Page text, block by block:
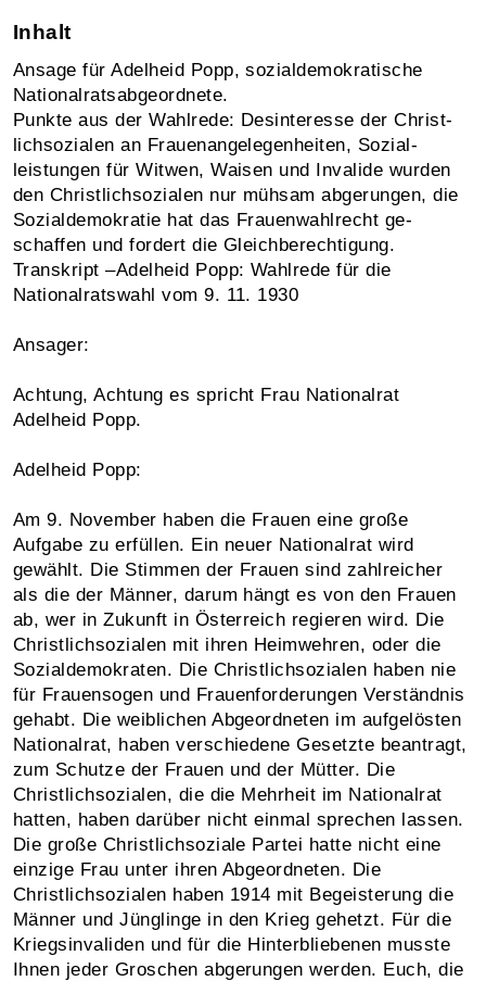
Inhalt
Ansage für Adelheid Popp, sozial­demo­kratische
National­rats­ab­ge­ordnete.
Punkte aus der Wahl­rede: Des­inter­esse der Christ­
lich­sozialen an Frauen­an­ge­legen­heiten, Sozial­
leistungen für Witwen, Waisen und Invalide wurden
den Christ­lich­sozialen nur müh­sam ab­ge­rungen, die
Sozial­demokratie hat das Frauen­wahl­recht ge­
schaffen und fordert die Gleich­be­rechtigung.
Transkript –Adelheid Popp: Wahlrede für die
Nationalratswahl vom 9. 11. 1930
Ansager:
Achtung, Achtung es spricht Frau Nationalrat
Adelheid Popp.
Adelheid Popp:
Am 9. November haben die Frauen eine große
Aufgabe zu erfüllen. Ein neuer Nationalrat wird
gewählt. Die Stimmen der Frauen sind zahlreicher
als die der Männer, darum hängt es von den Frauen
ab, wer in Zukunft in Österreich regieren wird. Die
Christlichsozialen mit ihren Heimwehren, oder die
Sozialdemokraten. Die Christlichsozialen haben nie
für Frauensogen und Frauenforderungen Verständnis
gehabt. Die weiblichen Abgeordneten im aufgelösten
Nationalrat, haben verschiedene Gesetzte beantragt,
zum Schutze der Frauen und der Mütter. Die
Christlichsozialen, die die Mehrheit im Nationalrat
hatten, haben darüber nicht einmal sprechen lassen.
Die große Christlichsoziale Partei hatte nicht eine
einzige Frau unter ihren Abgeordneten. Die
Christlichsozialen haben 1914 mit Begeisterung die
Männer und Jünglinge in den Krieg gehetzt. Für die
Kriegsinvaliden und für die Hinterbliebenen musste
Ihnen jeder Groschen abgerungen werden. Euch, die